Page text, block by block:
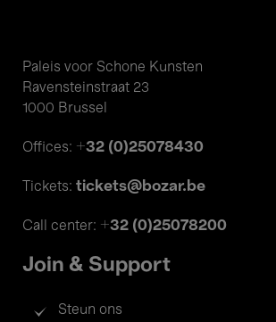
Paleis voor Schone Kunsten
Ravensteinstraat 23
1000 Brussel
Offices: +32 (0)25078430
Tickets: tickets@bozar.be
Call center: +32 (0)25078200
Join & Support
Steun ons